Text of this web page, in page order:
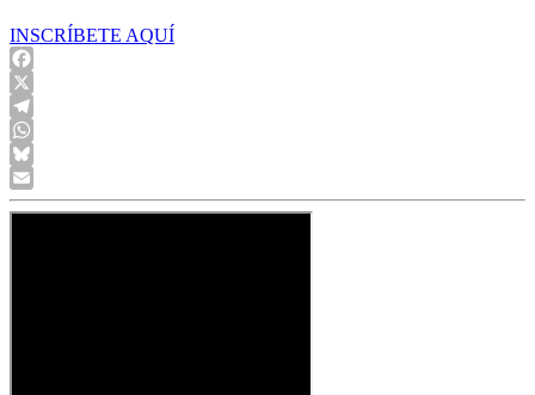
INSCRÍBETE AQUÍ
Facebook
X
Telegram
WhatsApp
Bluesky
Email